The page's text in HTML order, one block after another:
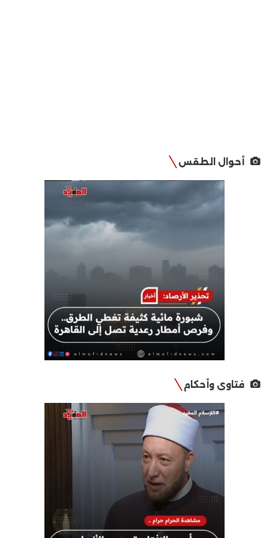
أحوال الطقس
فتاوى وأحكام